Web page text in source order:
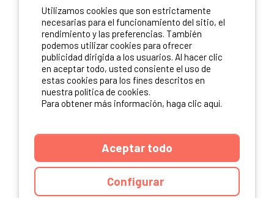
NUESTROS PARTNERS
Utilizamos cookies que son estrictamente
necesarias para el funcionamiento del sitio, el
rendimiento y las preferencias. También
podemos utilizar cookies para ofrecer
publicidad dirigida a los usuarios. Al hacer clic
en aceptar todo, usted consiente el uso de
estas cookies para los fines descritos en
nuestra política de cookies.
Para obtener más información, haga clic aquí.
Aceptar todo
Configurar